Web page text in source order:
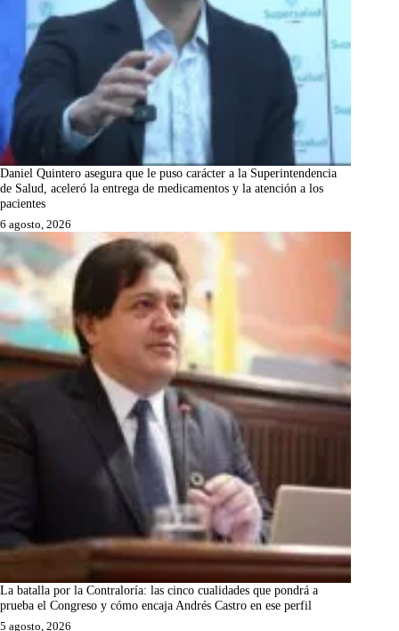
Daniel Quintero asegura que le puso carácter a la Superintendencia
de Salud, aceleró la entrega de medicamentos y la atención a los
pacientes
6 agosto, 2026
La batalla por la Contraloría: las cinco cualidades que pondrá a
prueba el Congreso y cómo encaja Andrés Castro en ese perfil
5 agosto, 2026